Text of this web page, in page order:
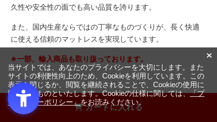
カートに入れる
久性や安全性の面でも高い品質を誇ります。
また、国内生産ならではの丁寧なものづくりが、長く快適
に使える信頼のマットレスを実現しています。
※一部、輸入商品も取り扱っております。
安心のメーカー保証
当サイトでは、あなたのプライバシーを大切にします。また
サイトの利便性向上のため、Cookieを利用しています。この
表示を閉じるか、閲覧を継続されることで、Cookieの使用に
同意するものといたします。Cookieの仕様に関しては、「プ
ライバシーポリシー」をお読みください。